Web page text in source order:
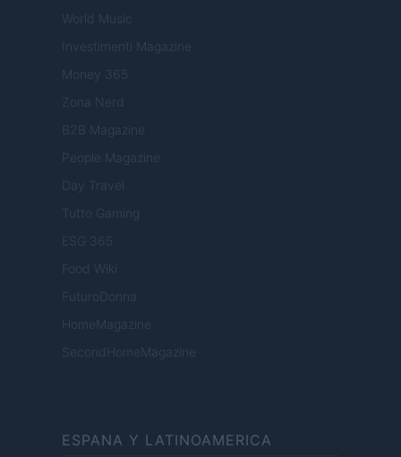
World Music
Investimenti Magazine
Money 365
Zona Nerd
B2B Magazine
People Magazine
Day Travel
Tutto Gaming
ESG 365
Food Wiki
FuturoDonna
HomeMagazine
SecondHomeMagazine
ESPANA Y LATINOAMERICA